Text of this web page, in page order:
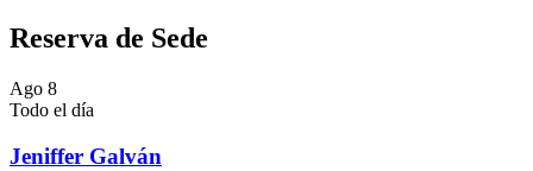
Reserva de Sede
Ago 8
Todo el día
Jeniffer Galván